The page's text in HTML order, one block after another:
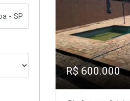
R$ 600.000